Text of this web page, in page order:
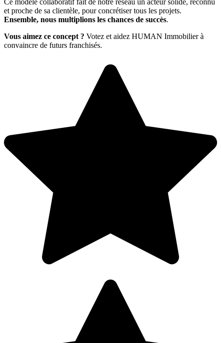
Ce modèle collaboratif fait de notre réseau un acteur solide, reconnu
et proche de sa clientèle, pour concrétiser tous les projets.
Ensemble, nous multiplions les chances de succès.
Vous aimez ce concept ? Votez et aidez HUMAN Immobilier à
convaincre de futurs franchisés.